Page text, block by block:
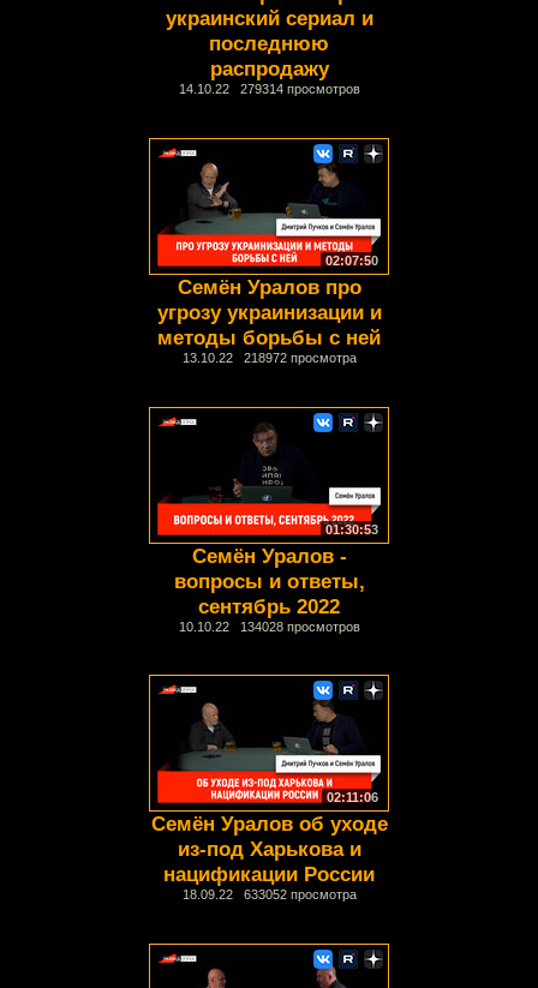
украинский сериал и
последнюю
распродажу
14.10.22 279314 просмотров
02:07:50
Семён Уралов про
угрозу украинизации и
методы борьбы с ней
13.10.22 218972 просмотра
01:30:53
Семён Уралов -
вопросы и ответы,
сентябрь 2022
10.10.22 134028 просмотров
02:11:06
Семён Уралов об уходе
из-под Харькова и
нацификации России
18.09.22 633052 просмотра